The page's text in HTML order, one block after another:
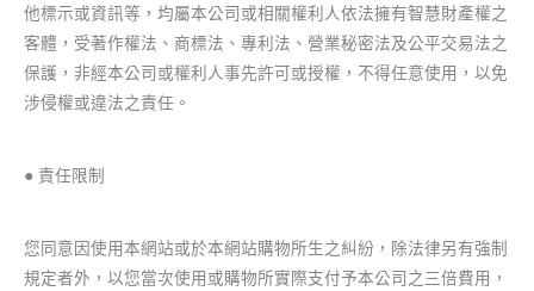
他標示或資訊等，均屬本公司或相關權利人依法擁有智慧財產權之
客體，受著作權法、商標法、專利法、營業秘密法及公平交易法之
保護，非經本公司或權利人事先許可或授權，不得任意使用，以免
涉侵權或違法之責任。
● 責任限制
您同意因使用本網站或於本網站購物所生之糾紛，除法律另有強制
規定者外，以您當次使用或購物所實際支付予本公司之三倍費用，